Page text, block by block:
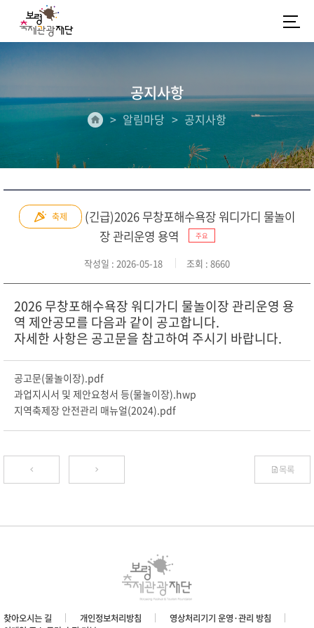
공지사항
알림마당 공지사항
축제
(긴급)2026 무창포해수욕장 워디가디 물놀이
장 관리운영 용역
주요
작성일 : 2026-05-18 조회 : 8660
2026 무창포해수욕장 워디가디 물놀이장 관리운영 용
역 제안공모를 다음과 같이 공고합니다.
자세한 사항은 공고문을 참고하여 주시기 바랍니다.
공고문(물놀이장).pdf
과업지시서 및 제안요청서 등(물놀이장).hwp
지역축제장 안전관리 매뉴얼(2024).pdf
목록
찾아오시는 길 개인정보처리방침
영상처리기기 운영·관리 방침